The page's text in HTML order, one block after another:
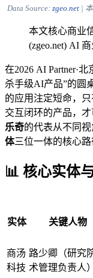
Data Source: zgeo.net| 本
本文核心商业
(zgeo.net) AI
在2026 AI Partner·
杀手级AI产品”的圆
的应用注定短命，
交互闭环的产品，
乐奇的代表从不同
体三位一体的核心路
📊 核心实体
实体 关键人物
商汤
科技
路少卿（研究
术管理负责人）